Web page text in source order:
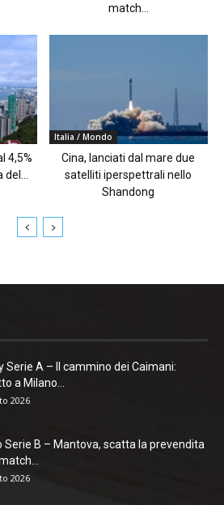
match...
4,5%
Italia / Mondo
Cina, lanciati dal mare due
satelliti iperspettrali nello
Shandong
Serie A – Il cammino dei Caimani:
a Milano...
2026
Serie B – Mantova, scatta la prevendita
2026